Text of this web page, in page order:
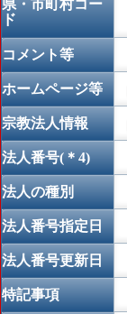
県・市町村コー
ド
コメント等
ホームページ等
宗教法人情報
法人番号(＊4)
法人の種別
法人番号指定日
法人番号更新日
特記事項